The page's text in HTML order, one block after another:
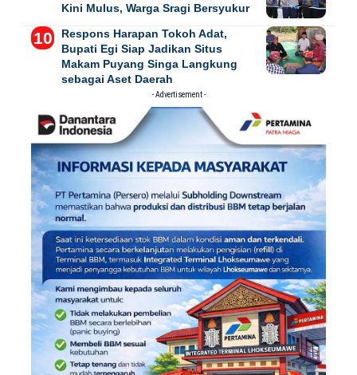
Kini Mulus, Warga Sragi Bersyukur
Respons Harapan Tokoh Adat,
Bupati Egi Siap Jadikan Situs
Makam Puyang Singa Langkung
sebagai Aset Daerah
- Advertisement -